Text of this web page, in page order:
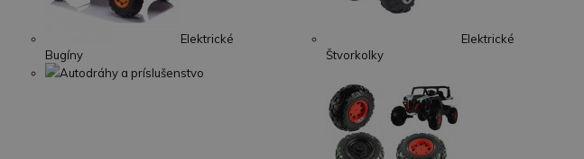
Elektrické
Bugíny
Elektrické
Štvorkolky
Autodráhy a príslušenstvo